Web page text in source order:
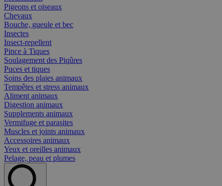
Pigeons et oiseaux
Chevaux
Bouche, gueule et bec
Insectes
Insect-repellent
Pince à Tiques
Soulagement des Piqûres
Puces et tiques
Soins des plaies animaux
Tempêtes et stress animaux
Aliment animaux
Digestion animaux
Supplements animaux
Vermifuge et parasites
Muscles et joints animaux
Accessoires animaux
Yeux et oreilles animaux
Pelage, peau et plumes